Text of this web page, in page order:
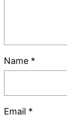
Name *
Email *